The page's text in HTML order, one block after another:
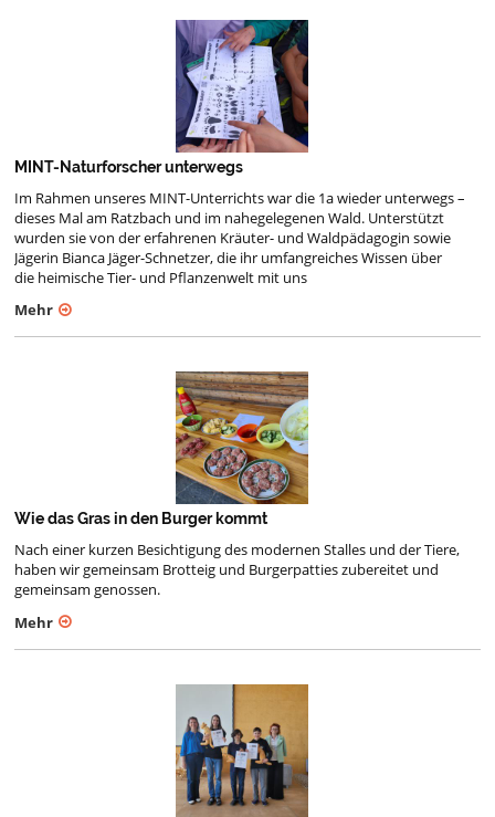
MINT-Naturforscher unterwegs
Im Rahmen unseres MINT-Unterrichts war die 1a wieder unterwegs –
dieses Mal am Ratzbach und im nahegelegenen Wald. Unterstützt
wurden sie von der erfahrenen Kräuter- und Waldpädagogin sowie
Jägerin Bianca Jäger-Schnetzer, die ihr umfangreiches Wissen über
die heimische Tier- und Pflanzenwelt mit uns
Mehr
Wie das Gras in den Burger kommt
Nach einer kurzen Besichtigung des modernen Stalles und der Tiere,
haben wir gemeinsam Brotteig und Burgerpatties zubereitet und
gemeinsam genossen.
Mehr